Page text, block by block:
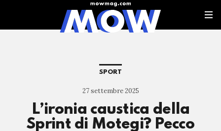
SPORT
27 settembre 2025
L’ironia caustica della
Sprint di Motegi? Pecco